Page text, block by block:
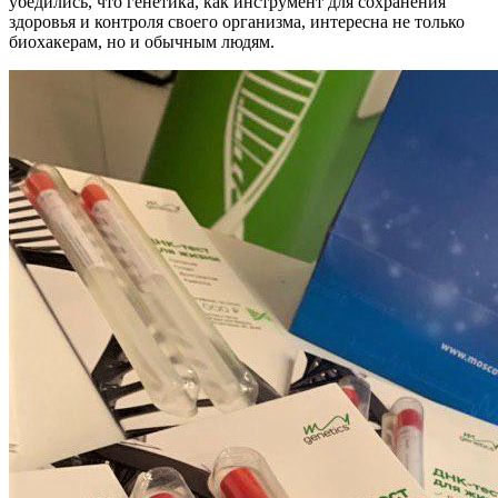
здоровья и контроля своего организма, интересна не только
биохакерам, но и обычным людям.